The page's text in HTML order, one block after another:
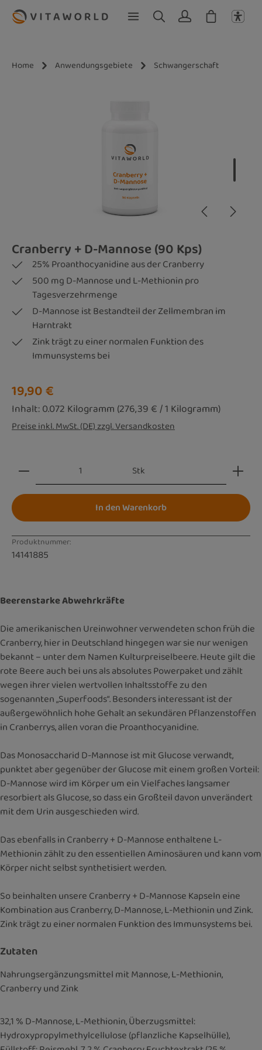
Zum Hauptinhalt springen
Home Anwendungsgebiete Schwangerschaft
Cranberry + D-Mannose (90 Kps)
25% Proanthocyanidine aus der Cranberry
500 mg D-Mannose und L-Methionin pro
Tagesverzehrmenge
D-Mannose ist Bestandteil der Zellmembran im
Harntrakt
Zink trägt zu einer normalen Funktion des
Immunsystems bei
Regulärer Preis:
19,90 €
Inhalt:0.072 Kilogramm (276,39 € / 1 Kilogramm)
Preise inkl. MwSt. (DE) zzgl. Versandkosten
Produkt Anzahl: Gib den gewünschten Wert ein
Stk
In den Warenkorb
Produktnummer:
14141885
Beerenstarke Abwehrkräfte
Die amerikanischen Ureinwohner verwendeten schon früh die
Cranberry, hier in Deutschland hingegen war sie nur wenigen
bekannt – unter dem Namen Kulturpreiselbeere. Heute gilt die
rote Beere auch bei uns als absolutes Powerpaket und zählt
wegen ihrer vielen wertvollen Inhaltsstoffe zu den
sogenannten „Superfoods“. Besonders interessant ist der
außergewöhnlich hohe Gehalt an sekundären Pflanzenstoffen
in Cranberrys, allen voran die Proanthocyanidine.
Das Monosaccharid D-Mannose ist mit Glucose verwandt,
punktet aber gegenüber der Glucose mit einem großen Vorteil:
D-Mannose wird im Körper um ein Vielfaches langsamer
resorbiert als Glucose, so dass ein Großteil davon unverändert
mit dem Urin ausgeschieden wird.
Das ebenfalls in Cranberry + D-Mannose enthaltene L-
Methionin zählt zu den essentiellen Aminosäuren und kann vom
Körper nicht selbst synthetisiert werden.
So beinhalten unsere Cranberry + D-Mannose Kapseln eine
Kombination aus Cranberry, D-Mannose, L-Methionin und Zink.
Zink trägt zu einer normalen Funktion des Immunsystems bei.
Zutaten
Nahrungsergänzungsmittel mit Mannose, L-Methionin,
Cranberry und Zink
32,1 % D-Mannose, L-Methionin, Überzugsmittel:
Hydroxypropylmethylcellulose (pflanzliche Kapselhülle),